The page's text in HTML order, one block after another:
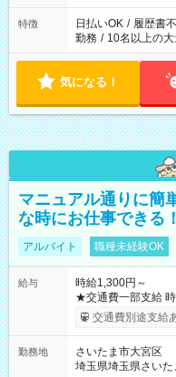
特徴 日払いOK / 履歴書
勤務 / 10名以上の
気になる！
マニュアル通りに簡
な時にお仕事できる
アルバイト 職種未経験OK
給与
時給1,300円～
★交通費一部支給 時給1,300円～ ※試験・役割により手当あり
※勤務回数により
り！】 希望される
例】 ・河合塾模擬
×8時間＝日収
交通費別途支給
勤務地
さいたま市大宮区
埼玉県埼玉県さいた